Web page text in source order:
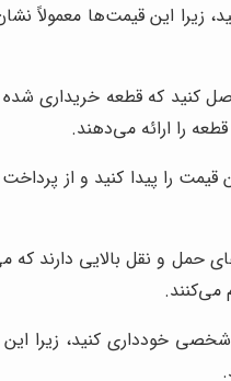
زیرا این قیمت‌ها معمولاً
کنید که قطعه خریداری شده
را ارائه می‌دهند.
را پیدا کنید و از
حمل و نقل بالایی دارند که
می‌کنند.
شخصی خودداری کنید، زیرا